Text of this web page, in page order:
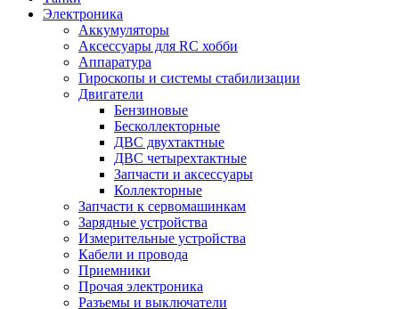
Электроника
Аккумуляторы
Аксессуары для RC хобби
Аппаратура
Гироскопы и системы стабилизации
Двигатели
Бензиновые
Бесколлекторные
ДВС двухтактные
ДВС четырехтактные
Запчасти и аксессуары
Коллекторные
Запчасти к сервомашинкам
Зарядные устройства
Измерительные устройства
Кабели и провода
Приемники
Прочая электроника
Разъемы и выключатели